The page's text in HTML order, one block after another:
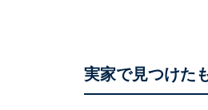
実家で見つけた